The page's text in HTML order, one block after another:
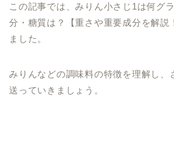
この記事では、みりん小さじ1は何グ
分・糖質は？【重さや重要成分を解説
ました。
みりんなどの調味料の特徴を理解し、
送っていきましょう。